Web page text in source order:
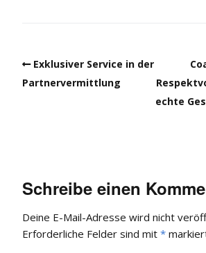
Exklusiver Service in der
Partnervermittlung
echte
Schreibe einen
Deine E-Mail-Adresse wird nicht
Erforderliche Felder sind mit *